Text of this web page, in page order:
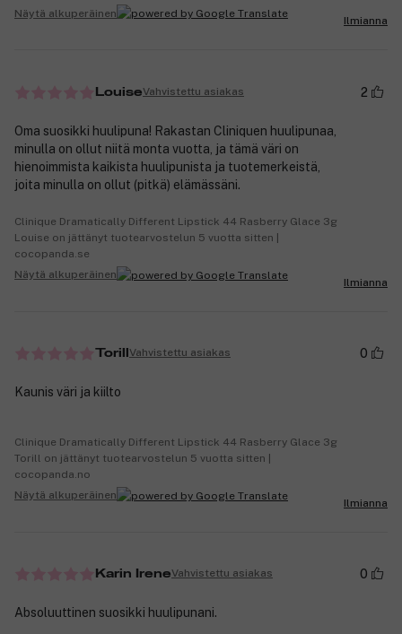
Näytä alkuperäinen
Ilmianna
LouiseVahvistettu asiakas 2
Oma suosikki huulipuna! Rakastan Cliniquen huulipunaa,
minulla on ollut niitä monta vuotta, ja tämä väri on
hienoimmista kaikista huulipunista ja tuotemerkeistä,
joita minulla on ollut (pitkä) elämässäni.
Clinique Dramatically Different Lipstick 44 Rasberry Glace 3g
Louise on jättänyt tuotearvostelun 5 vuotta sitten |
cocopanda.se
Näytä alkuperäinen
Ilmianna
Torill Vahvistettu asiakas 0
Kaunis väri ja kiilto
Clinique Dramatically Different Lipstick 44 Rasberry Glace 3g
Torill on jättänyt tuotearvostelun 5 vuotta sitten |
cocopanda.no
Näytä alkuperäinen
Ilmianna
Karin IreneVahvistettu asiakas 0
Absoluuttinen suosikki huulipunani.